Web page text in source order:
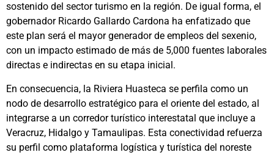
sostenido del sector turismo en la región. De igual forma, el
gobernador Ricardo Gallardo Cardona ha enfatizado que
este plan será el mayor generador de empleos del sexenio,
con un impacto estimado de más de 5,000 fuentes laborales
directas e indirectas en su etapa inicial.
En consecuencia, la Riviera Huasteca se perfila como un
nodo de desarrollo estratégico para el oriente del estado, al
integrarse a un corredor turístico interestatal que incluye a
Veracruz, Hidalgo y Tamaulipas. Esta conectividad refuerza
su perfil como plataforma logística y turística del noreste